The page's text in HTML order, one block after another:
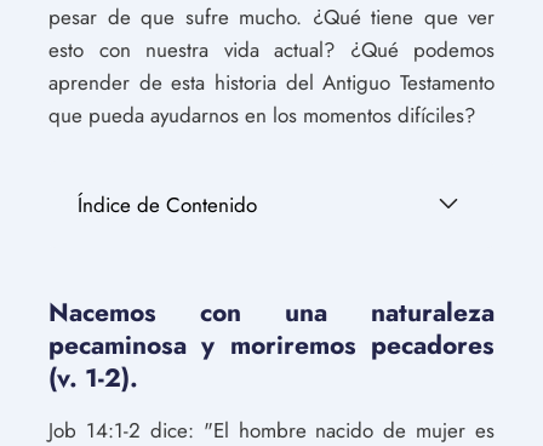
pesar de que sufre mucho. ¿Qué tiene que ver
esto con nuestra vida actual? ¿Qué podemos
aprender de esta historia del Antiguo Testamento
que pueda ayudarnos en los momentos difíciles?
Índice de Contenido
Nacemos con una naturaleza
pecaminosa y moriremos pecadores
(v. 1-2).
Job 14:1-2 dice: "El hombre nacido de mujer es